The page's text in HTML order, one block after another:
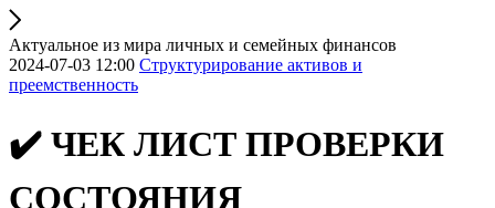
Актуальное из мира личных и семейных финансов
2024-07-03 12:00 Структурирование активов и
преемственность
✔️ ЧЕК ЛИСТ ПРОВЕРКИ
СОСТОЯНИЯ